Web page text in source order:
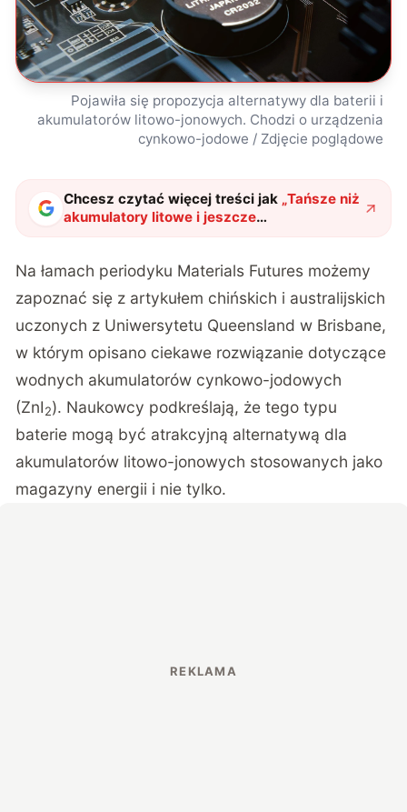
Pojawiła się propozycja alternatywy dla baterii i
akumulatorów litowo-jonowych. Chodzi o urządzenia
cynkowo-jodowe / Zdjęcie poglądowe
Chcesz czytać więcej treści jak „Tańsze niż
akumulatory litowe i jeszcze
“długowieczne”. Czym są te chińskie
Na łamach periodyku Materials Futures możemy
zapoznać się z artykułem chińskich i australijskich
uczonych z Uniwersytetu Queensland w Brisbane,
w którym opisano ciekawe rozwiązanie dotyczące
wodnych akumulatorów cynkowo-jodowych
(ZnI2). Naukowcy podkreślają, że tego typu
baterie mogą być atrakcyjną alternatywą dla
akumulatorów litowo-jonowych stosowanych jako
magazyny energii i nie tylko.